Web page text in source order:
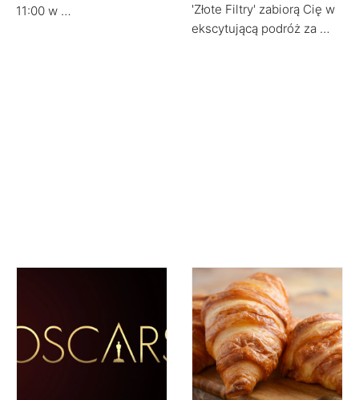
11:00 w …
'Złote Filtry' zabiorą Cię w
ekscytującą podróż za …